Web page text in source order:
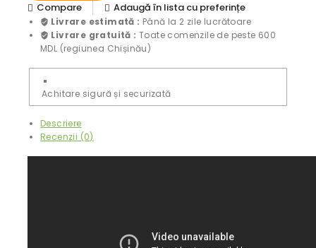
Compare Adaugă în lista cu preferințe
Livrare estimată : Până la 2 zile lucrătoare
Livrare gratuită :Toate comenzile de peste 600
MDL (regiunea Chișinău)
Achitare sigură și securizată
Descriere
Recenzii (0)